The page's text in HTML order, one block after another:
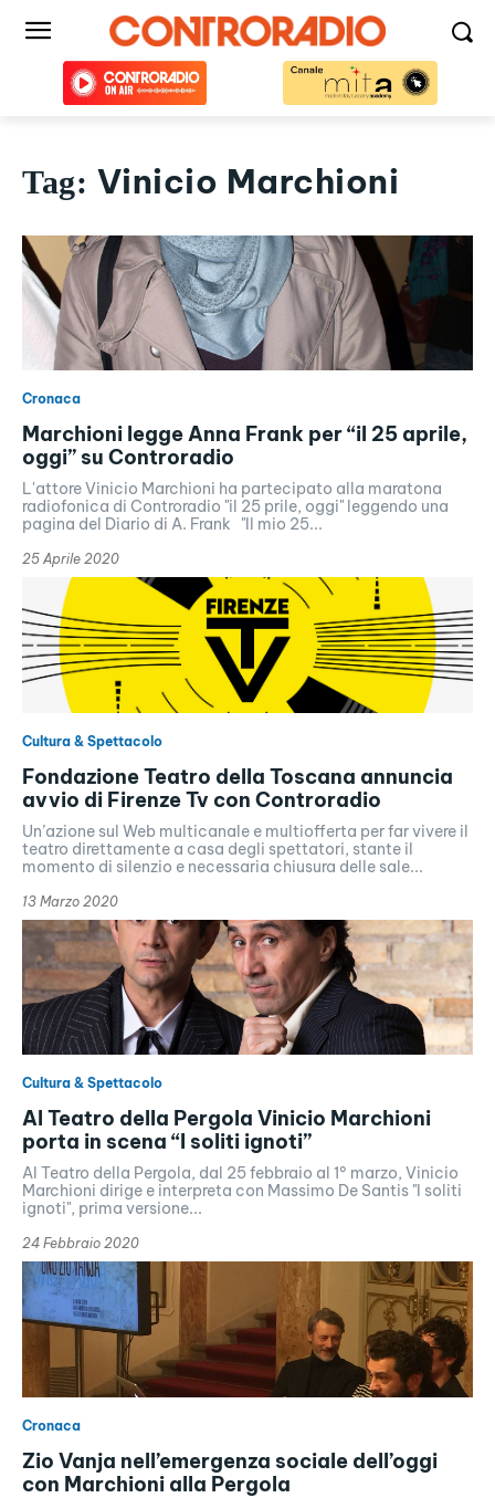
Tag: Vinicio Marchioni
Cronaca
Marchioni legge Anna Frank per “il 25 aprile,
oggi” su Controradio
L'attore Vinicio Marchioni ha partecipato alla maratona
radiofonica di Controradio "il 25 prile, oggi" leggendo una
pagina del Diario di A. Frank "Il mio 25...
25 Aprile 2020
Cultura & Spettacolo
Fondazione Teatro della Toscana annuncia
avvio di Firenze Tv con Controradio
Un’azione sul Web multicanale e multiofferta per far vivere il
teatro direttamente a casa degli spettatori, stante il
momento di silenzio e necessaria chiusura delle sale...
13 Marzo 2020
Cultura & Spettacolo
Al Teatro della Pergola Vinicio Marchioni
porta in scena “I soliti ignoti”
Al Teatro della Pergola, dal 25 febbraio al 1° marzo, Vinicio
Marchioni dirige e interpreta con Massimo De Santis "I soliti
ignoti", prima versione...
24 Febbraio 2020
Cronaca
Zio Vanja nell’emergenza sociale dell’oggi
con Marchioni alla Pergola